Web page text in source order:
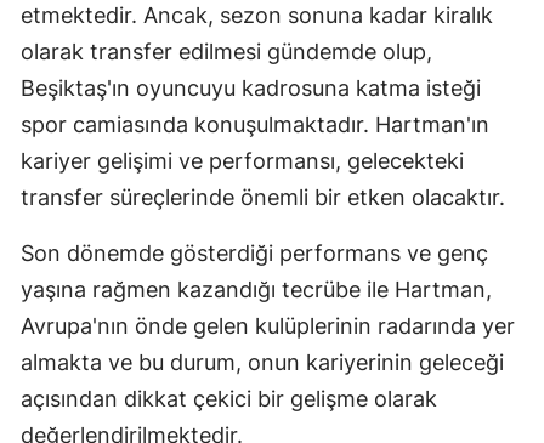
Yozgat
Aksaray
Bayburt
Kırıkkale
Batman
Şırnak
etmektedir. Ancak, sezon sonuna kadar kiralık
olarak transfer edilmesi gündemde olup,
Beşiktaş'ın oyuncuyu kadrosuna katma isteği
spor camiasında konuşulmaktadır. Hartman'ın
kariyer gelişimi ve performansı, gelecekteki
transfer süreçlerinde önemli bir etken olacaktır.
Son dönemde gösterdiği performans ve genç
yaşına rağmen kazandığı tecrübe ile Hartman,
Avrupa'nın önde gelen kulüplerinin radarında yer
almakta ve bu durum, onun kariyerinin geleceği
açısından dikkat çekici bir gelişme olarak
değerlendirilmektedir.